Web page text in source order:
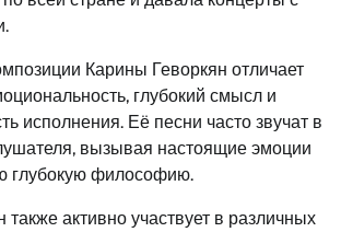
Карины Геворкян отличает
глубокий смысл и
исполнения. Её песни часто звучат в
вызывая настоящие эмоции
глубокую философию.
также активно участвует в различных